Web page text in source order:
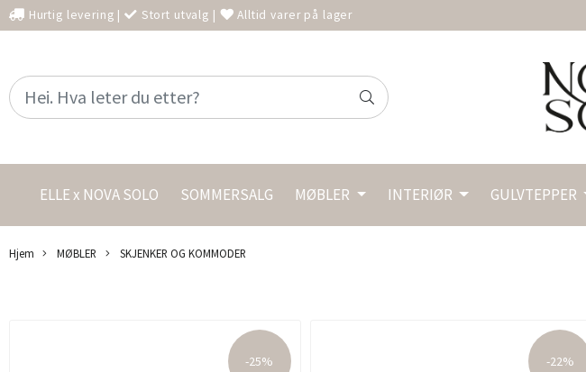
Hurtig levering | Stort utvalg | Alltid varer på lager
ELLE x NOVA SOLO SOMMERSALG MØBLER INTERIØR GULVTEPPER
Hjem MØBLER SKJENKER OG KOMMODER
-25% -22%